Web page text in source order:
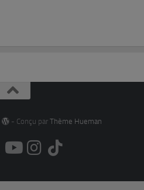
- Conçu par Thème Hueman